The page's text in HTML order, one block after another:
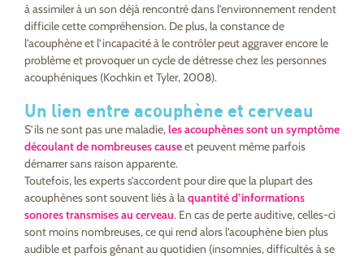
à assimiler à un son déjà rencontré dans l’environnement rendent
difficile cette compréhension. De plus, la constance de
l’acouphène et l’incapacité à le contrôler peut aggraver encore le
problème et provoquer un cycle de détresse chez les personnes
acouphéniques (Kochkin et Tyler, 2008).
Un lien entre acouphène et cerveau
S’ils ne sont pas une maladie,les acouphènes sont un symptôme
découlant de nombreuses causeet peuvent même parfois
démarrer sans raison apparente.
Toutefois, les experts s’accordent pour dire que la plupart des
acouphènes sont souvent liés à laquantité d’informations
sonores transmises au cerveau. En cas de perte auditive, celles-ci
sont moins nombreuses, ce qui rend alors l’acouphène bien plus
audible et parfois gênant au quotidien (insomnies, difficultés à se